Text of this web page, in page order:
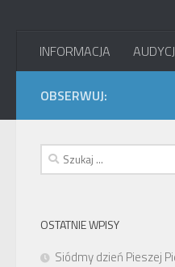
INFORMACJA
OBSERWUJ:
Szukaj:
OSTATNIE WPISY
Siódmy dzień Pieszej